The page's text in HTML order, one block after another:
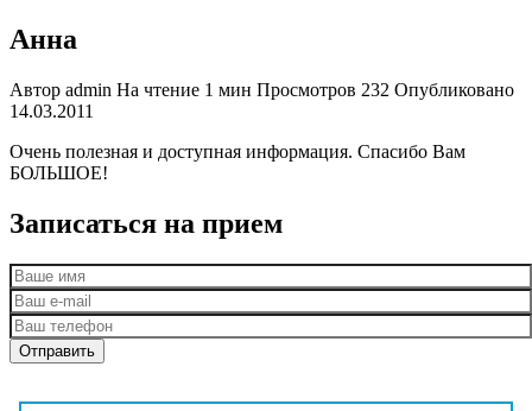
Анна
Автор admin На чтение 1 мин Просмотров 232 Опубликовано
14.03.2011
Очень полезная и доступная информация. Спасибо Вам
БОЛЬШОЕ!
Записаться на прием